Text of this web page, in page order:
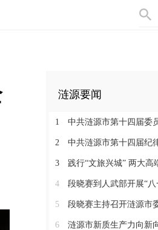
涟源要闻
1 中共涟源市第十四届委员会举行第一次全体会议 段晓赛当
2 中共涟源市第十四届纪律检查委员
3 践行“文旅兴城” 两大高端民宿项目集中签约开工
4 段晓赛到人武部开展“八一”
5 段晓赛主持召开涟源市委常
6 涟源市新质生产力向新